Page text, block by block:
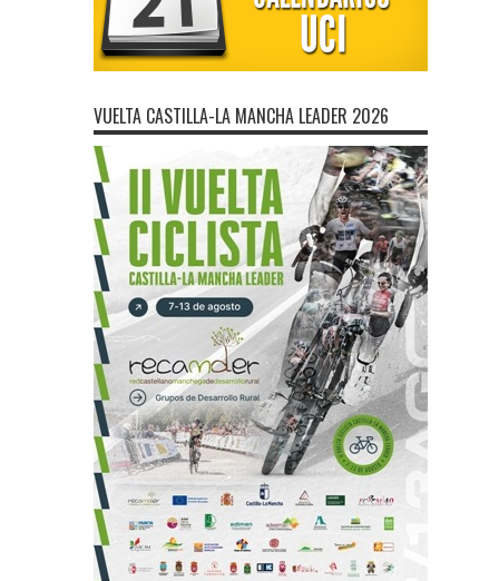
VUELTA CASTILLA-LA MANCHA LEADER 2026